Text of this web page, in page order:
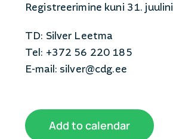
Registreerimine kuni 31. juulini
TD: Silver Leetma
Tel: +372 56 220 185
E-mail: silver@cdg.ee
Add to calendar